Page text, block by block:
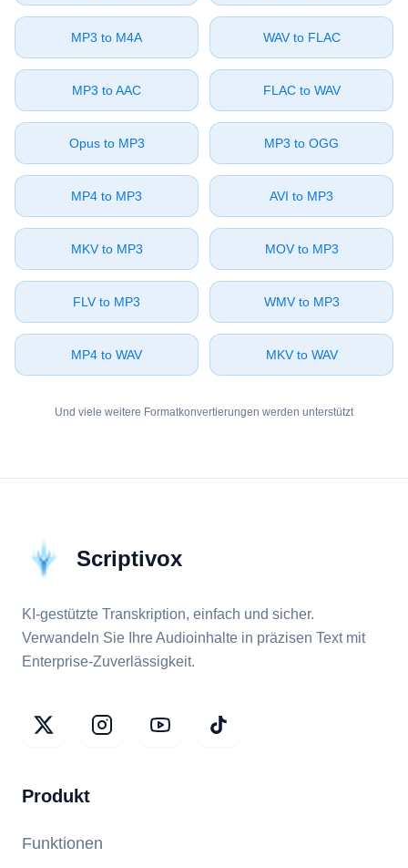
⁦MP3⁩ to ⁦M4A⁩ ⁦WAV⁩ to ⁦FLAC⁩
⁦MP3⁩ to ⁦AAC⁩ ⁦FLAC⁩ to ⁦WAV⁩
⁦Opus⁩ to ⁦MP3⁩ ⁦MP3⁩ to ⁦OGG⁩
⁦MP4⁩ to ⁦MP3⁩ ⁦AVI⁩ to ⁦MP3⁩
⁦MKV⁩ to ⁦MP3⁩ ⁦MOV⁩ to ⁦MP3⁩
⁦FLV⁩ to ⁦MP3⁩ ⁦WMV⁩ to ⁦MP3⁩
⁦MP4⁩ to ⁦WAV⁩ ⁦MKV⁩ to ⁦WAV⁩
Und viele weitere Formatkonvertierungen werden unterstützt
Scriptivox
KI-gestützte Transkription, einfach und sicher.
Verwandeln Sie Ihre Audioinhalte in präzisen Text mit
Enterprise-Zuverlässigkeit.
Produkt
Funktionen